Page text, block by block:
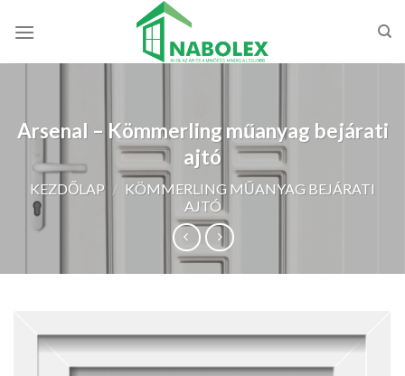
Arsenal – Kömmerling műanyag bejárati
ajtó
KEZDŐLAP / KÖMMERLING MŰANYAG BEJÁRATI
AJTÓ